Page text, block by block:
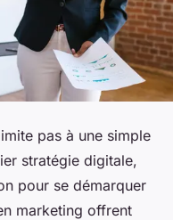
pas à une simple
stratégie digitale,
pour se démarquer
marketing offrent